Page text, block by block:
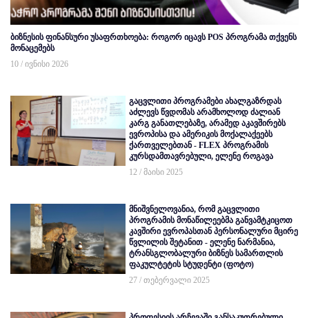
ბიზნესის ფინანსური უსაფრთხოება: როგორ იცავს POS პროგრამა თქვენს
მონაცემებს
10 / ივნისი 2026
გაცვლითი პროგრამები ახალგაზრდას
აძლევს წვდომას არამხოლოდ ძალიან
კარგ განათლებაზე, არამედ აკავშირებს
ევროპისა და ამერიკის მოქალაქეებს
ქართველებთან - FLEX პროგრამის
კურსდამთავრებული, ელენე როგავა
12 / მაისი 2025
მნიშვნელოვანია, რომ გაცვლითი
პროგრამის მონაწილეებმა განვამტკიცოთ
კავშირი ევროპასთან პერსონალური მცირე
წვლილის შეტანით - ელენე ნარმანია,
ტრანსგლობალური ბიზნეს სამართლის
ფაკულტეტის სტუდენტი (ფოტო)
27 / თებერვალი 2025